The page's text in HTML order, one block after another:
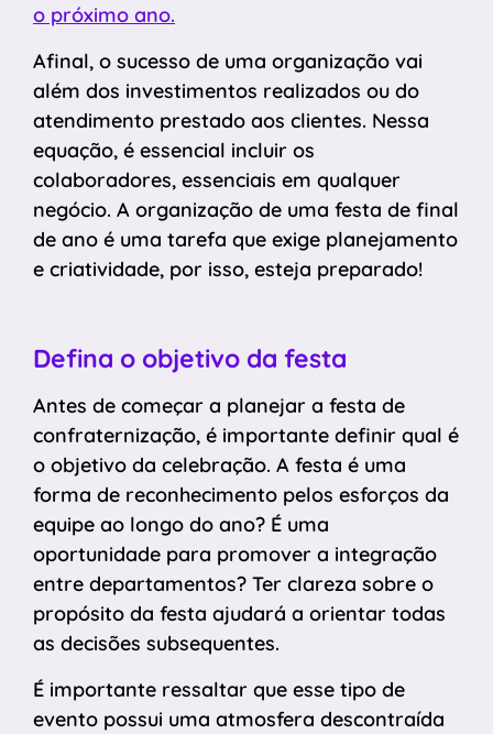
o próximo ano.
Afinal, o sucesso de uma organização vai
além dos investimentos realizados ou do
atendimento prestado aos clientes. Nessa
equação, é essencial incluir os
colaboradores, essenciais em qualquer
negócio. A organização de uma festa de final
de ano é uma tarefa que exige planejamento
e criatividade, por isso, esteja preparado!
Defina o objetivo da festa
Antes de começar a planejar a festa de
confraternização, é importante definir qual é
o objetivo da celebração. A festa é uma
forma de reconhecimento pelos esforços da
equipe ao longo do ano? É uma
oportunidade para promover a integração
entre departamentos? Ter clareza sobre o
propósito da festa ajudará a orientar todas
as decisões subsequentes.
É importante ressaltar que esse tipo de
evento possui uma atmosfera descontraída